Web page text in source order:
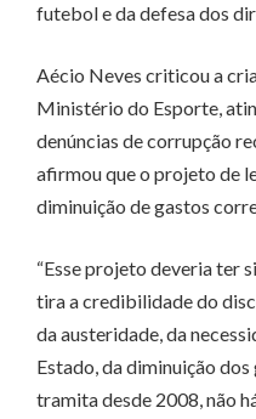
futebol e da defesa dos
Aécio Neves criticou a
Ministério do Esporte,
denúncias de corrupção
afirmou que o projeto de
diminuição de gastos
“Esse projeto deveria ter
tira a credibilidade do
da austeridade, da
Estado, da diminuição
tramita desde 2008, não